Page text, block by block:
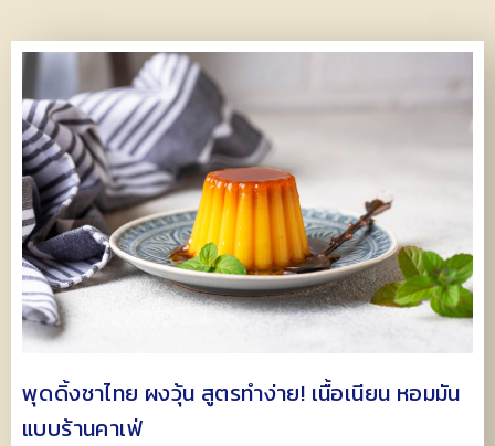
พุดดิ้งชาไทย ผงวุ้น สูตรทำง่าย! เนื้อเนียน หอมมัน
แบบร้านคาเฟ่